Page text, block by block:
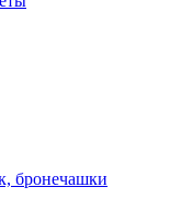
бронечашки